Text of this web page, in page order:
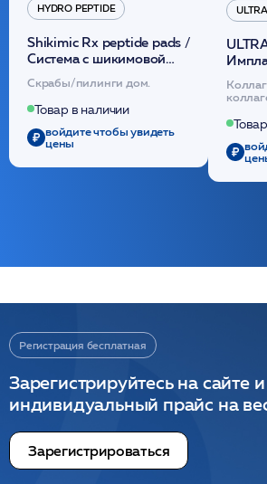
HYDRO PEPTIDE
Shikimic Rx peptide pads /
Cистема с шикимовой
кислотой обновляющая
(30шт) /HP
Скрабы/пилинги дом.
Товар в наличии
войдите чтобы увидеть
цены
/
Регистрация бесплатная
Зарегистрируйтесь на сайте
индивидуальный прайс на
Зарегистрироваться